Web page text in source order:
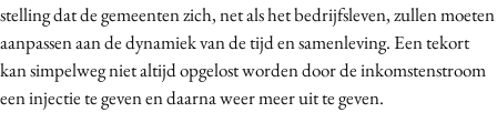
Data & Insights
Design
Digital transformation
Diversiteit
stelling dat de gemeenten zich, net als het bedrijfsleven, zullen moeten
aanpassen aan de dynamiek van de tijd en samenleving. Een tekort
kan simpelweg niet altijd opgelost worden door de inkomstenstroom
een injectie te geven en daarna weer meer uit te geven.